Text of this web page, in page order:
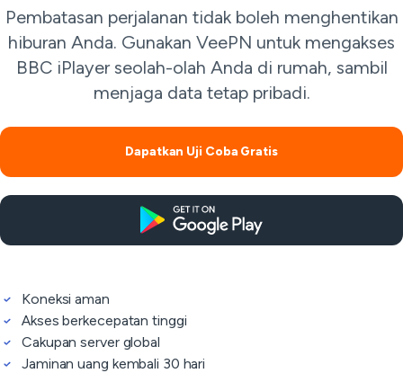
Pembatasan perjalanan tidak boleh menghentikan
hiburan Anda. Gunakan VeePN untuk mengakses
BBC iPlayer seolah-olah Anda di rumah, sambil
menjaga data tetap pribadi.
Dapatkan Uji Coba Gratis
Koneksi aman
Akses berkecepatan tinggi
Cakupan server global
Jaminan uang kembali 30 hari